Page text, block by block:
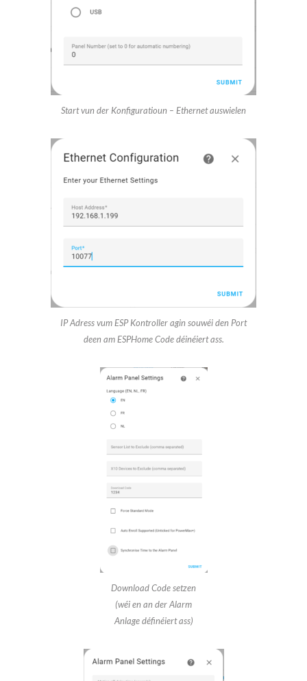
Start vun der Konfiguratioun – Ethernet auswielen
IP Adress vum ESP Kontroller agin souwéi den Port
deen am ESPHome Code déinéiert ass.
Download Code setzen
(wéi en an der Alarm
Anlage définéiert ass)